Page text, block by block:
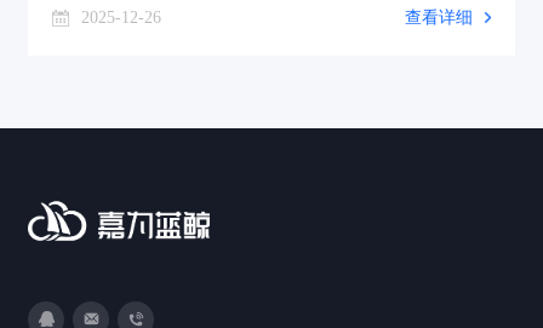
2025-12-26 查看详细